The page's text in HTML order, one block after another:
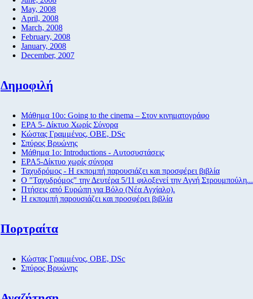
May, 2008
April, 2008
March, 2008
February, 2008
January, 2008
December, 2007
Δημοφιλή
Μάθημα 10ο: Going to the cinema – Στον κινηματογράφο
ΕΡΑ 5- Δίκτυο Χωρίς Σύνορα
Κώστας Γραμμένος, ΟΒΕ, DSc
Σπύρος Βρυώνης
Μάθημα 1ο: Introductions - Αυτοσυστάσεις
ΕΡΑ5-Δίκτυο χωρίς σύνορα
Ταχυδρόμος - Η εκπομπή παρουσιάζει και προσφέρει βιβλία
Ο "Ταχυδρόμος" την Δευτέρα 5/11 φιλοξενεί την Αγνή Στρουμπούλη...
Πτήσεις από Eυρώπη για Βόλο (Νέα Αγχίαλο).
Η εκπομπή παρουσιάζει και προσφέρει βιβλία
Πορτραίτα
Κώστας Γραμμένος, ΟΒΕ, DSc
Σπύρος Βρυώνης